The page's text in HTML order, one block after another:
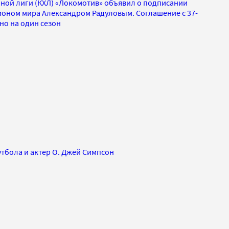
лиги (КХЛ) «Локомотив» объявил о подписании
мира Александром Радуловым. Соглашение с 37-
на один сезон
и актер О. Джей Симпсон